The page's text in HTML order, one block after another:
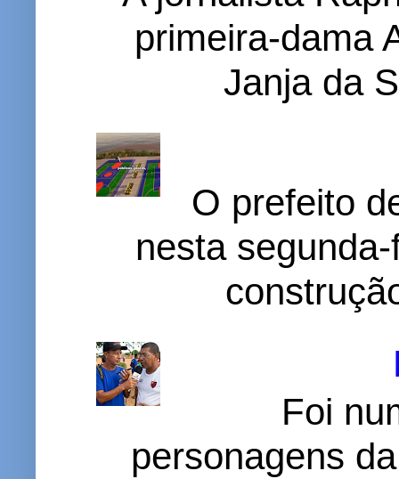
primeira-dama
Janja da
O prefeito
nesta
Foi
personagens